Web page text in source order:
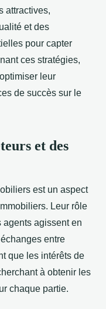
attractives,
et des
pour capter
ces stratégies,
leur
de succès sur le
et des
est un aspect
Leur rôle
agissent en
entre
que les intérêts de
à obtenir les
chaque partie.